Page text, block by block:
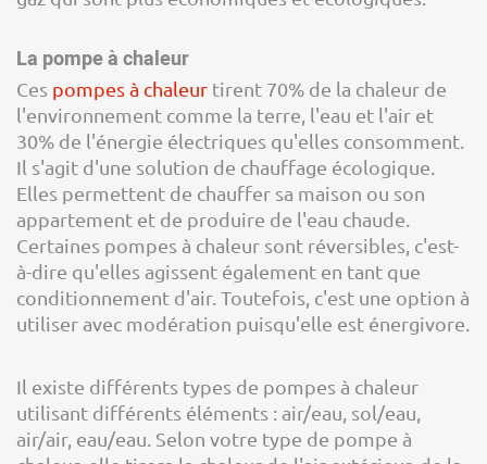
La pompe à chaleur
Ces pompes à chaleur tirent 70% de la chaleur de
l'environnement comme la terre, l'eau et l'air et
30% de l'énergie électriques qu'elles consomment.
Il s'agit d'une solution de chauffage écologique.
Elles permettent de chauffer sa maison ou son
appartement et de produire de l'eau chaude.
Certaines pompes à chaleur sont réversibles, c'est-
à-dire qu'elles agissent également en tant que
conditionnement d'air. Toutefois, c'est une option à
utiliser avec modération puisqu'elle est énergivore.
Il existe différents types de pompes à chaleur
utilisant différents éléments : air/eau, sol/eau,
air/air, eau/eau. Selon votre type de pompe à